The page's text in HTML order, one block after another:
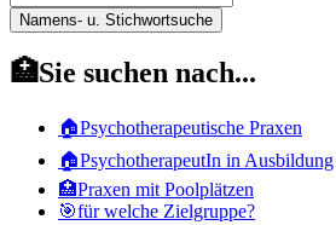
Namens-
u.
Stichwortsuche
u.
Stichwortsuche
🏥Sie suchen nach...
🏠Psychotherapeutische Praxen
🏠PsychotherapeutIn in Ausbildung
🏥Praxen mit Poolplätzen
🎯für welche Zielgruppe?